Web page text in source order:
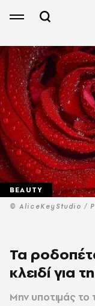
© AliceKeyStudio /
BEAUTY
Τα
κλειδί για
Μην υποτιμάς το